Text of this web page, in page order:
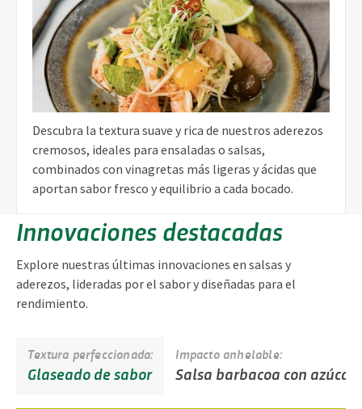
Descubra la textura suave y rica de nuestros aderezos
cremosos, ideales para ensaladas o salsas,
combinados con vinagretas más ligeras y ácidas que
aportan sabor fresco y equilibrio a cada bocado.
Innovaciones destacadas
Explore nuestras últimas innovaciones en salsas y
aderezos, lideradas por el sabor y diseñadas para el
rendimiento.
Textura perfeccionada:
Glaseado de sabor
Impacto anhelable:
Salsa barbacoa con